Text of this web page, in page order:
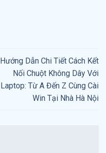
Hướng Dẫn Chi Tiết Cách Kết
Nối Chuột Không Dây Với
Laptop: Từ A Đến Z Cùng Cài
Win Tại Nhà Hà Nội